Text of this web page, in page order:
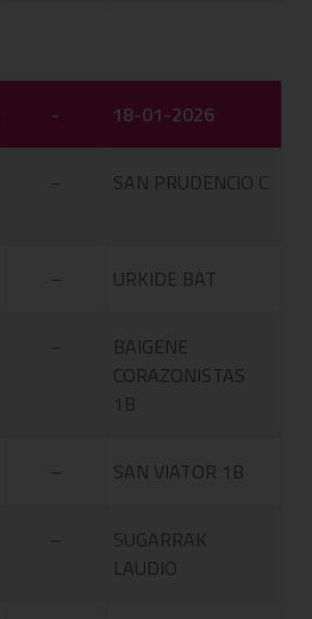
- 18-01-2026
– SAN PRUDENCIO C
– URKIDE BAT
–
BAIGENE
CORAZONISTAS
1B
– SAN VIATOR 1B
–
SUGARRAK
LAUDIO